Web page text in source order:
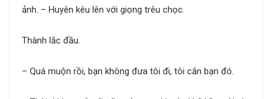
ảnh. – Huyên kêu lên với giọng trêu chọc.
Thành lắc đầu.
– Quá muộn rồi, bạn không đưa tôi đi, tôi cắn bạn đó.